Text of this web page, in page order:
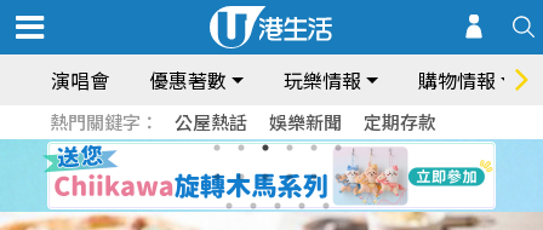
演唱會 優惠著數 玩樂情報 購物情報
熱門關鍵字： 公屋熱話 娛樂新聞 定期存款